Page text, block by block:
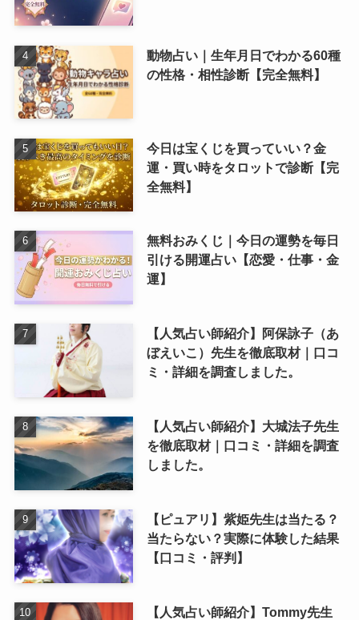
動物占い｜生年月日でわかる60種
の性格・相性診断【完全無料】
今日は宝くじを買っていい？金
運・買い時をタロットで診断【完
全無料】
無料おみくじ｜今日の運勢を毎日
引ける開運占い【恋愛・仕事・金
運】
【人気占い師紹介】阿保詠子（あ
ぼえいこ）先生を徹底取材｜口コ
ミ・詳細を調査しました。
【人気占い師紹介】大城法子先生
を徹底取材｜口コミ・詳細を調査
しました。
【ピュアリ】紫姫先生は当たる？
当たらない？実際に体験した結果
【口コミ・評判】
【人気占い師紹介】Tommy先生